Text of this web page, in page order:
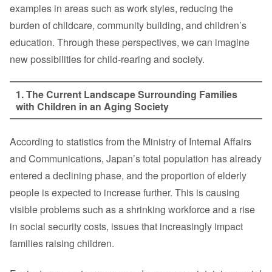
examples in areas such as work styles, reducing the
burden of childcare, community building, and children’s
education. Through these perspectives, we can imagine
new possibilities for child-rearing and society.
1. The Current Landscape Surrounding Families
with Children in an Aging Society
According to statistics from the Ministry of Internal Affairs
and Communications, Japan’s total population has already
entered a declining phase, and the proportion of elderly
people is expected to increase further. This is causing
visible problems such as a shrinking workforce and a rise
in social security costs, issues that increasingly impact
families raising children.